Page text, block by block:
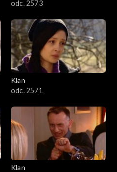
odc. 2573
Klan
odc. 2571
Klan